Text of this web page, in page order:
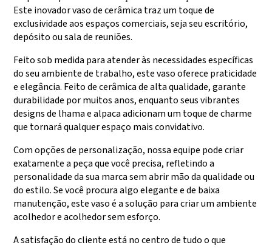
Este inovador vaso de cerâmica traz um toque de
exclusividade aos espaços comerciais, seja seu escritório,
depósito ou sala de reuniões.
Feito sob medida para atender às necessidades específicas
do seu ambiente de trabalho, este vaso oferece praticidade
e elegância. Feito de cerâmica de alta qualidade, garante
durabilidade por muitos anos, enquanto seus vibrantes
designs de lhama e alpaca adicionam um toque de charme
que tornará qualquer espaço mais convidativo.
Com opções de personalização, nossa equipe pode criar
exatamente a peça que você precisa, refletindo a
personalidade da sua marca sem abrir mão da qualidade ou
do estilo. Se você procura algo elegante e de baixa
manutenção, este vaso é a solução para criar um ambiente
acolhedor e acolhedor sem esforço.
A satisfação do cliente está no centro de tudo o que